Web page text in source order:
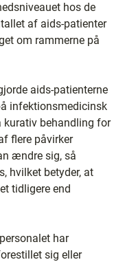
hos de
af aids-patienter
om rammerne på
aids-patienterne
infektionsmedicinsk
behandling for
flere påvirker
ændre sig, så
hvilket betyder, at
tidligere end
har
sig eller